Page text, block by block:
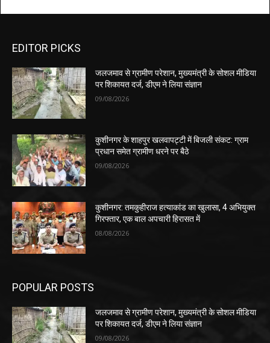
EDITOR PICKS
जलजमाव से ग्रामीण परेशान, मुख्यमंत्री के सोशल मीडिया
पर शिकायत दर्ज, डीएम ने लिया संज्ञान
09/08/2026
कुशीनगर के शाहपुर खलवापट्टी में बिजली संकट: ग्राम
प्रधान समेत ग्रामीण धरने पर बैठे
09/08/2026
कुशीनगर: तमकुहीराज हत्याकांड का खुलासा, 4 अभियुक्त
गिरफ्तार, एक बाल अपचारी हिरासत में
08/08/2026
POPULAR POSTS
जलजमाव से ग्रामीण परेशान, मुख्यमंत्री के सोशल मीडिया
पर शिकायत दर्ज, डीएम ने लिया संज्ञान
09/08/2026